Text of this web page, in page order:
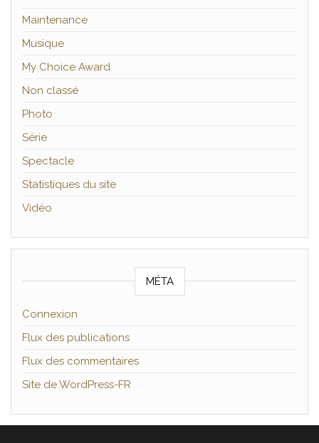
Maintenance
Musique
My Choice Award
Non classé
Photo
Série
Spectacle
Statistiques du site
Vidéo
MÉTA
Connexion
Flux des publications
Flux des commentaires
Site de WordPress-FR